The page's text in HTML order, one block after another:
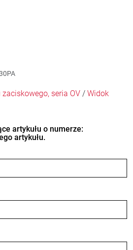
seria OV / Widok
artykułu o numerze:
artykułu.